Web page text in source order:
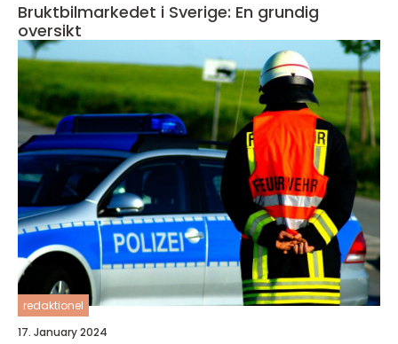
Bruktbilmarkedet i Sverige: En grundig
oversikt
redaktionel
17. January 2024